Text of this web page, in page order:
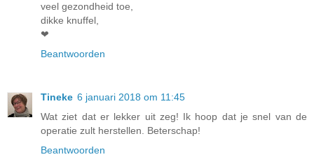
veel gezondheid toe,
dikke knuffel,
❤
Beantwoorden
Tineke 6 januari 2018 om 11:45
Wat ziet dat er lekker uit zeg! Ik hoop dat je snel van de
operatie zult herstellen. Beterschap!
Beantwoorden